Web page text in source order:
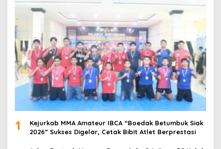
1
Kejurkab MMA Amateur IBCA “Boedak Betumbuk Siak
2026” Sukses Digelar, Cetak Bibit Atlet Berprestasi